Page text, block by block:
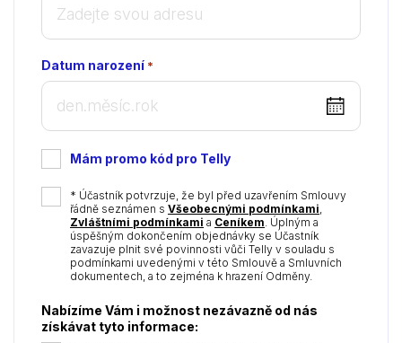
Datum narození *
DD
dot
MM
dot
YYYY
Mám promo kód pro Telly
* Účastník potvrzuje, že byl před uzavřením Smlouvy
řádně seznámen s Všeobecnými podmínkami,
Zvláštními podmínkami a Ceníkem. Úplným a
úspěšným dokončením objednávky se Účastník
zavazuje plnit své povinnosti vůči Telly v souladu s
podmínkami uvedenými v této Smlouvě a Smluvních
dokumentech, a to zejména k hrazení Odměny.
Nabízíme Vám i možnost nezávazně od nás
získávat tyto informace: